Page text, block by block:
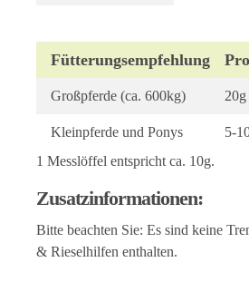
Fütterungsempfehlung
Großpferde (ca. 600kg) 20g
Kleinpferde und Ponys
5-
1 Messlöffel entspricht ca. 10g.
Zusatzinformationen:
Bitte beachten Sie: Es sind keine
& Rieselhilfen enthalten.